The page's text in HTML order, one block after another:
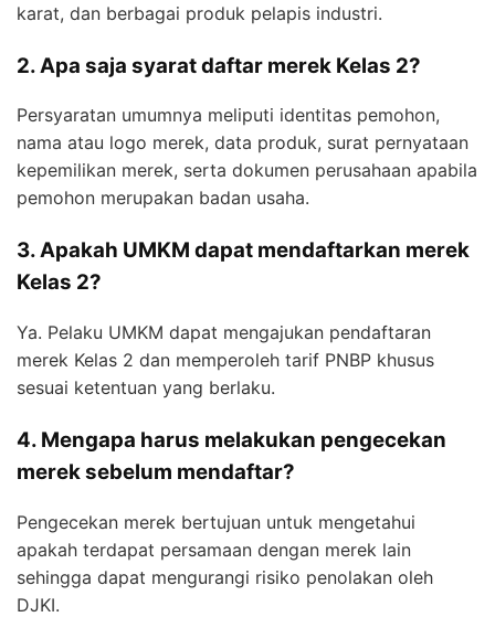
karat, dan berbagai produk pelapis industri.
2. Apa saja syarat daftar merek Kelas 2?
Persyaratan umumnya meliputi identitas pemohon,
nama atau logo merek, data produk, surat pernyataan
kepemilikan merek, serta dokumen perusahaan apabila
pemohon merupakan badan usaha.
3. Apakah UMKM dapat mendaftarkan merek
Kelas 2?
Ya. Pelaku UMKM dapat mengajukan pendaftaran
merek Kelas 2 dan memperoleh tarif PNBP khusus
sesuai ketentuan yang berlaku.
4. Mengapa harus melakukan pengecekan
merek sebelum mendaftar?
Pengecekan merek bertujuan untuk mengetahui
apakah terdapat persamaan dengan merek lain
sehingga dapat mengurangi risiko penolakan oleh
DJKI.